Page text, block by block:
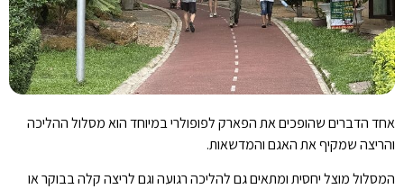
אחד הדברים שהופכים את הפארק לפופולרי במיוחד הוא מסלול ההליכה
והריצה שמקיף את האגם והמדשאות.
המסלול מוצל יחסית ומתאים גם להליכה רגועה וגם לריצה קלה בבוקר או